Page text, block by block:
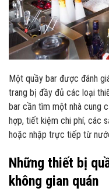
Một quầy bar được đánh
trang bị đầy đủ các loại
bar cần tìm một nhà cung
hợp, tiết kiệm chi phí, các
hoặc nhập trực tiếp từ
Những thiết bị
không gian quán